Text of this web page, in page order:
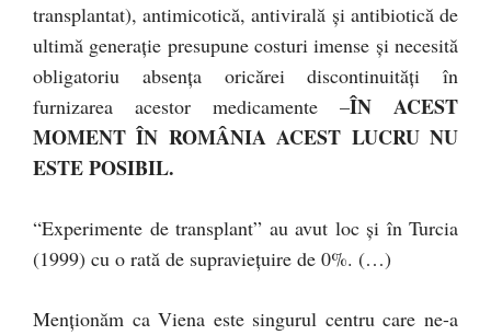
transplantat), antimicotică, antivirală și antibiotică de
ultimă generație presupune costuri imense și necesită
obligatoriu absența oricărei discontinuități în
furnizarea acestor medicamente –ÎN ACEST
MOMENT ÎN ROMÂNIA ACEST LUCRU NU
ESTE POSIBIL.
“Experimente de transplant” au avut loc și în Turcia
(1999) cu o rată de supraviețuire de 0%. (…)
Menționăm ca Viena este singurul centru care ne-a